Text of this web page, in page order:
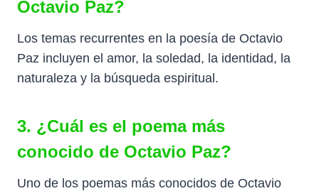
Octavio Paz?
Los temas recurrentes en la poesía de Octavio
Paz incluyen el amor, la soledad, la identidad, la
naturaleza y la búsqueda espiritual.
3. ¿Cuál es el poema más
conocido de Octavio Paz?
Uno de los poemas más conocidos de Octavio